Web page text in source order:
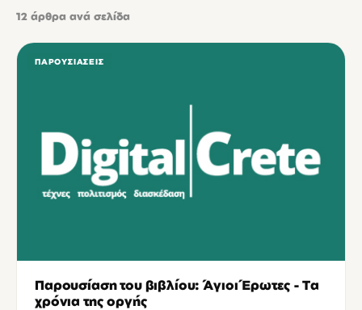
12 άρθρα ανά σελίδα
ΠΑΡΟΥΣΙΆΣΕΙΣ
Παρουσίαση του βιβλίου: Άγιοι Έρωτες - Τα
χρόνια της οργής